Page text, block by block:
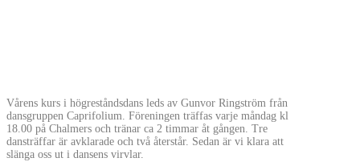
Vårens kurs i högreståndsdans leds av Gunvor Ringström från
dansgruppen Caprifolium. Föreningen träffas varje måndag kl
18.00 på Chalmers och tränar ca 2 timmar åt gången. Tre
dansträffar är avklarade och två återstår. Sedan är vi klara att
slänga oss ut i dansens virvlar.